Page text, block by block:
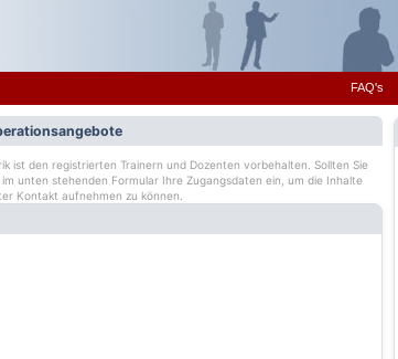
FAQ's
ist den registrierten Trainern und Dozenten vorbehalten. Sollten Sie
unten stehenden Formular Ihre Zugangsdaten ein, um die Inhalte
Kontakt aufnehmen zu können.